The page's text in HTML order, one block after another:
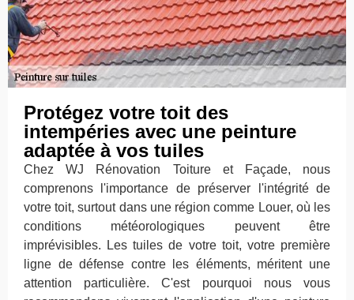
Protégez votre toit des
intempéries avec une peinture
adaptée à vos tuiles
Chez WJ Rénovation Toiture et Façade, nous
comprenons l'importance de préserver l'intégrité de
votre toit, surtout dans une région comme Louer, où les
conditions météorologiques peuvent être
imprévisibles. Les tuiles de votre toit, votre première
ligne de défense contre les éléments, méritent une
attention particulière. C'est pourquoi nous vous